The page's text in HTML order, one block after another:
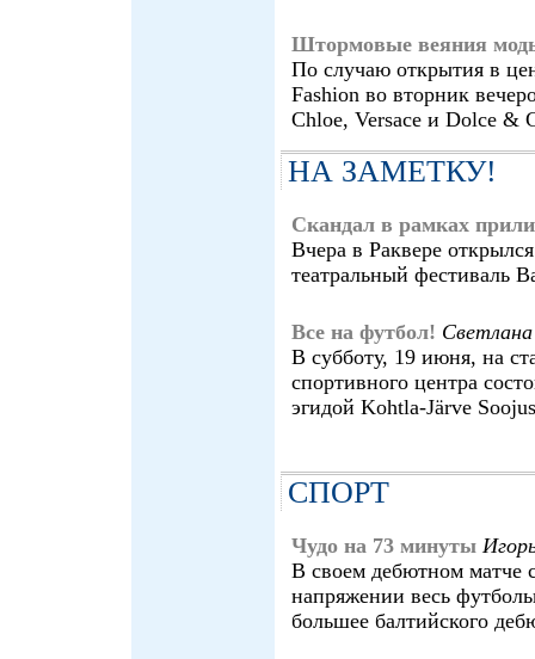
Штормовые веяния
По случаю открытия в
Fashion во вторник
Chloe, Versace и Dolce &
НА ЗАМЕТКУ!
Скандал в рамках
Вчера в Раквере
театральный фестиваль
Все на футбол!
В субботу, 19 июня, на
спортивного центра
эгидой Kohtla-Järve
СПОРТ
Чудо на 73 минуты
В своем дебютном матче
напряжении весь
большее балтийского